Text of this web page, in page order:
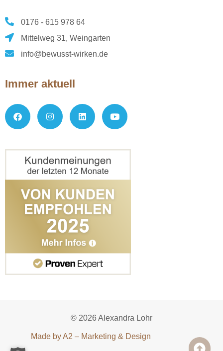
0176 - 615 978 64
Mittelweg 31, Weingarten
info@bewusst-wirken.de
Immer aktuell
© 2026 Alexandra Lohr
Made by A2 – Marketing & Design